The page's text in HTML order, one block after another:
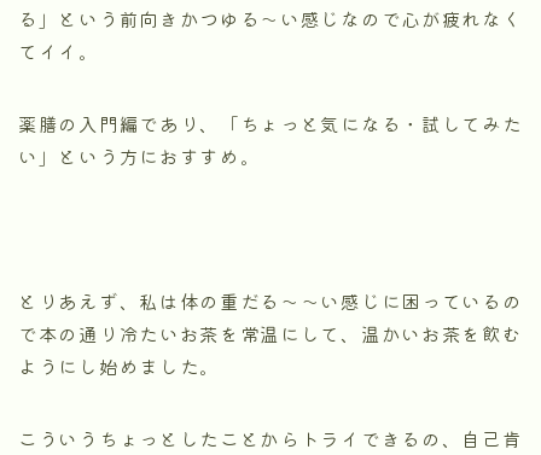
る」という前向きかつゆる〜い感じなので心が疲れなく
てイイ。
薬膳の入門編であり、「ちょっと気になる・試してみた
い」という方におすすめ。
とりあえず、私は体の重だる〜〜い感じに困っているの
で本の通り冷たいお茶を常温にして、温かいお茶を飲む
ようにし始めました。
こういうちょっとしたことからトライできるの、自己肯